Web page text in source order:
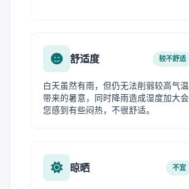
舒适度 较不舒适
白天虽然有雨，但仍无法削弱较高气温
带来的暑意，同时降雨造成湿度加大会
您感到有些闷热，不很舒适。
晾晒 不宜